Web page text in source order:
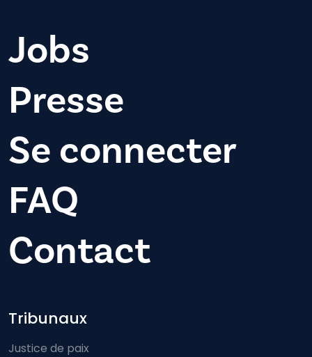
Jobs
Presse
Se connecter
FAQ
Contact
Footer-menu
Tribunaux
Justice de paix